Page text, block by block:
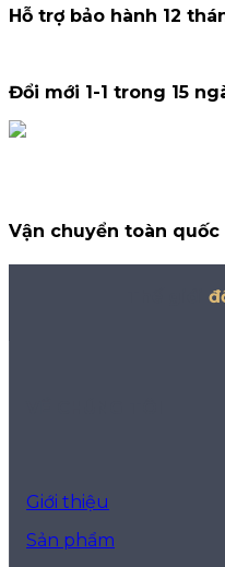
Hỗ trợ bảo hành 12
Đổi mới 1-1 trong 15
Vận chuyển toàn quốc
Giới thiệu
Sản phẩm